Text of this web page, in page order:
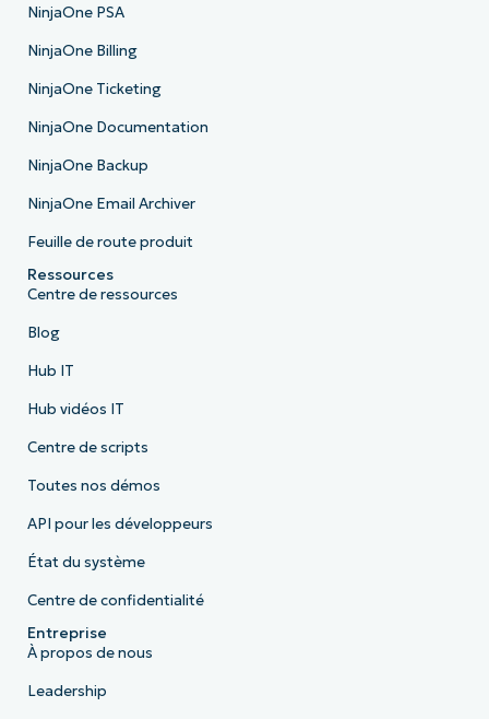
NinjaOne PSA
NinjaOne Billing
NinjaOne Ticketing
NinjaOne Documentation
NinjaOne Backup
NinjaOne Email Archiver
Feuille de route produit
Ressources
Centre de ressources
Blog
Hub IT
Hub vidéos IT
Centre de scripts
Toutes nos démos
API pour les développeurs
État du système
Centre de confidentialité
Entreprise
À propos de nous
Leadership